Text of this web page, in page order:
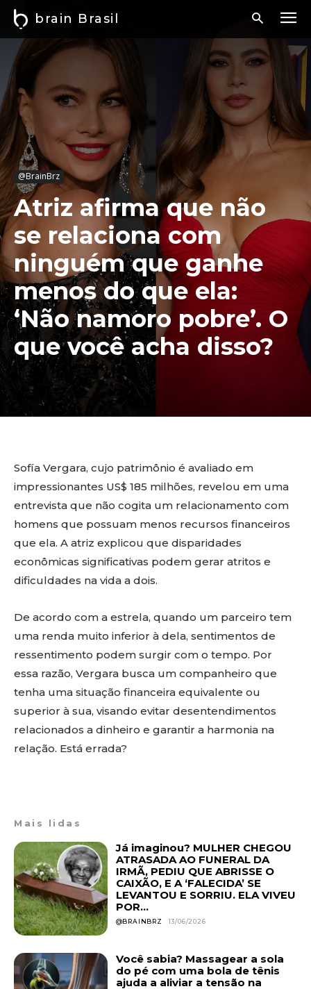
brain Brasil
@BrainBrz
Atriz afirma que não
se relaciona com
ninguém que ganhe
menos do que ela:
‘Não namoro pobre’. O
que você acha disso?
Sofía Vergara, cujo patrimônio é avaliado em
impressionantes US$ 185 milhões, revelou em uma
entrevista que não cogita um relacionamento com
homens que possuam menos recursos financeiros
que ela. A atriz explicou que disparidades
econômicas significativas podem gerar atritos e
dificuldades na vida a dois.
De acordo com a estrela, quando um parceiro tem
uma renda muito inferior à dela, sentimentos de
ressentimento podem surgir com o tempo. Por
essa razão, Vergara busca um companheiro que
tenha uma situação financeira equivalente ou
superior à sua, visando evitar desentendimentos
relacionados a dinheiro e garantir a harmonia na
relação. Está errada?
Mais lidas
Já imaginou? MULHER CHEGOU
ATRASADA AO FUNERAL DA
IRMÃ, PEDIU QUE ABRISSE O
CAIXÃO, E A ‘FALECIDA’ SE
LEVANTOU E SORRIU. ELA VIVEU
POR...
@BRAINBRZ 13/06/2026
Você sabia? Massagear a sola
do pé com uma bola de tênis
ajuda a aliviar a tensão na